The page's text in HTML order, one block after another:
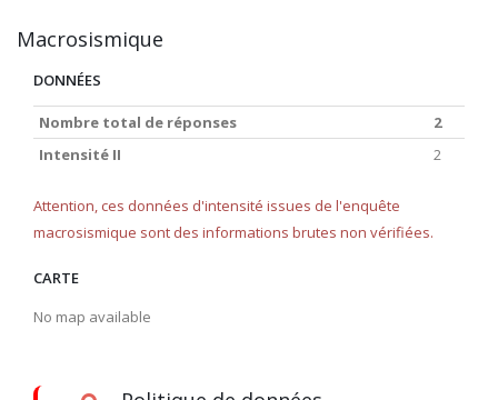
Macrosismique
DONNÉES
Nombre total de réponses
2
Intensité II
2
Attention, ces données d'intensité issues de l'enquête
macrosismique sont des informations brutes non vérifiées.
CARTE
No map available